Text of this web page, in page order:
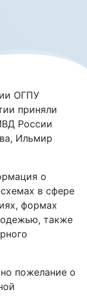
ОГПУ
приняли
России
Ильмир
о
в сфере
формах
также
пожелание о